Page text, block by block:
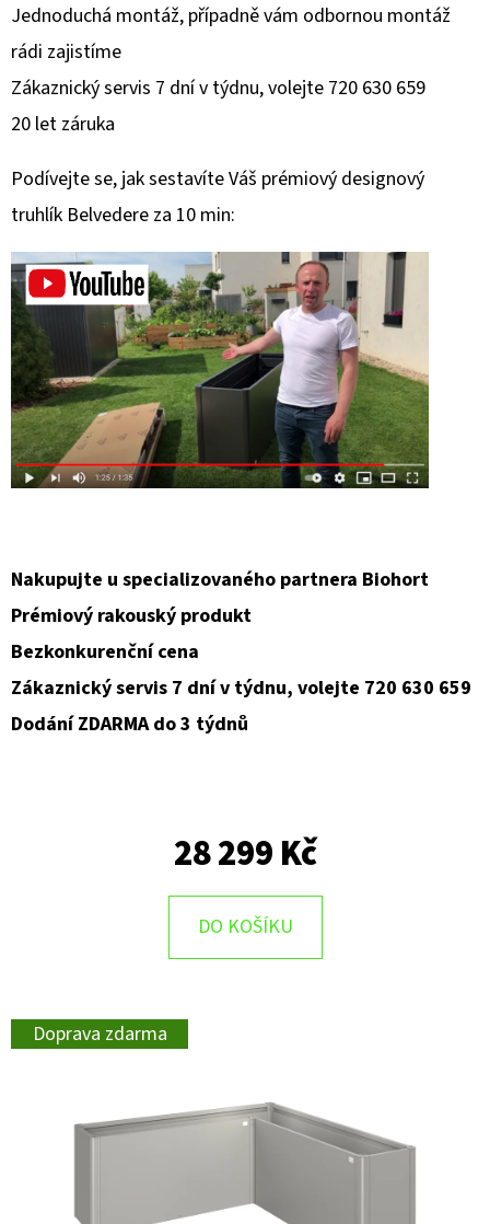
Jednoduchá montáž, případně vám odbornou montáž
rádi zajistíme
Zákaznický servis 7 dní v týdnu, volejte 720 630 659
20 let záruka
Podívejte se, jak sestavíte Váš prémiový designový
truhlík Belvedere za 10 min:
Nakupujte u specializovaného partnera Biohort
Prémiový rakouský produkt
Bezkonkurenční cena
Zákaznický servis 7 dní v týdnu, volejte 720 630 659
Dodání ZDARMA do 3 týdnů
28 299 Kč
DO KOŠÍKU
Doprava zdarma